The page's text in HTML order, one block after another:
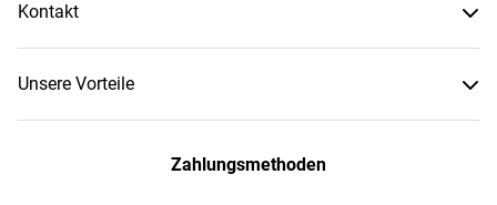
Kontakt
Unsere Vorteile
Zahlungsmethoden